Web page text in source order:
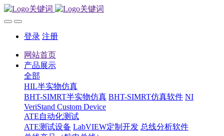
登录 注册
网站首页
产品展示
全部
HIL半实物仿真
BHT-SIMRT半实物仿真 BHT-SIMRT仿真软件 NI
VeriStand Custom Device
ATE自动化测试
ATE测试设备 LabVIEW定制开发 总线分析软件